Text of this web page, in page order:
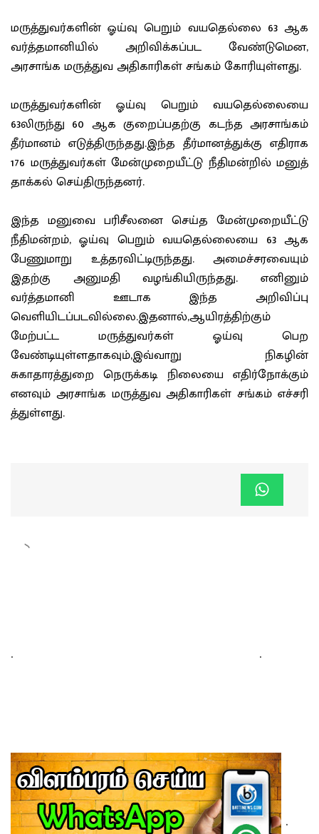
மருத்துவர்களின் ஓய்வு பெறும் வயதெல்லை 63 ஆக
வர்த்தமானியில் அறிவிக்கப்பட வேண்டுமென,
அரசாங்க மருத்துவ அதிகாரிகள் சங்கம் கோரியுள்ளது.
மருத்துவர்களின் ஓய்வு பெறும் வயதெல்லையை
63லிருந்து 60 ஆக குறைப்பதற்கு கடந்த அரசாங்கம்
தீர்மானம் எடுத்திருந்தது.இந்த தீர்மானத்துக்கு எதிராக
176 மருத்துவர்கள் மேன்முறையீட்டு நீதிமன்றில் மனுத்
தாக்கல் செய்திருந்தனர்.
இந்த மனுவை பரிசீலனை செய்த மேன்முறையீட்டு
நீதிமன்றம், ஓய்வு பெறும் வயதெல்லையை 63 ஆக
பேணுமாறு உத்தரவிட்டிருந்தது. அமைச்சரவையும்
இதற்கு அனுமதி வழங்கியிருந்தது. எனினும்
வர்த்தமானி ஊடாக இந்த அறிவிப்பு
வெளியிடப்படவில்லை.இதனால்,ஆயிரத்திற்கும்
மேற்பட்ட மருத்துவர்கள் ஓய்வு பெற
வேண்டியுள்ளதாகவும்,இவ்வாறு நிகழின்
சுகாதாரத்துறை நெருக்கடி நிலையை எதிர்நோக்கும்
எனவும் அரசாங்க மருத்துவ அதிகாரிகள் சங்கம் எச்சரி
த்துள்ளது.
. .
.